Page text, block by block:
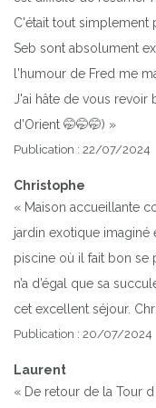
C'était tout simplement
Seb sont absolument
l'humour de Fred me
J'ai hâte de vous revoir
d’Orient 🤭🤭🤭) »
Publication : 22/07/2024
Christophe
« Maison accueillante
jardin exotique imaginé
piscine où il fait bon se
n’a d’égal que sa
cet excellent séjour.
Publication : 20/07/2024
Laurent
« De retour de la Tour